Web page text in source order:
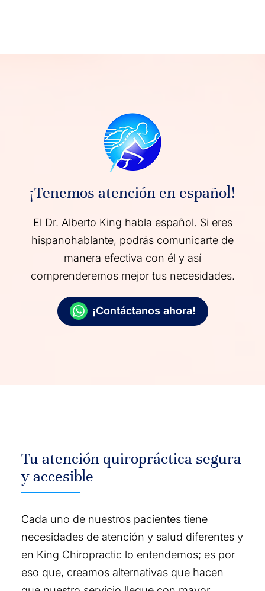
¡Tenemos atención en español!
El Dr. Alberto King habla español. Si eres
hispanohablante, podrás comunicarte de
manera efectiva con él y así
comprenderemos mejor tus necesidades.
¡Contáctanos ahora!
Tu atención quiropráctica segura
y accesible
Cada uno de nuestros pacientes tiene
necesidades de atención y salud diferentes y
en King Chiropractic lo entendemos; es por
eso que, creamos alternativas que hacen